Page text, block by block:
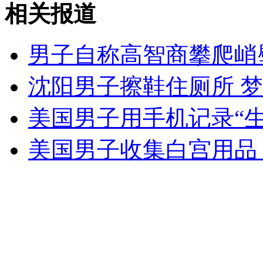
深夜里银行抢女性 因电影中这样很容易
山西运城恶犬咬伤多人 警民合力深夜将其击毙
女孩北京地铁殴打老人 痛下狠手拳打脚踢
无痛分娩是否安全 医生回应
相关报道
男子自称高智商攀爬
沈阳男子擦鞋住厕所
美国男子用手机记录“
美国男子收集白宫用